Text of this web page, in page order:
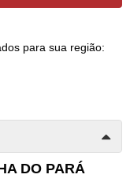
para sua região:
DO PARÁ